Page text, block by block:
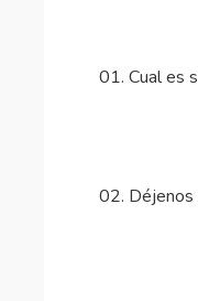
01. Cual es
02. Déjenos